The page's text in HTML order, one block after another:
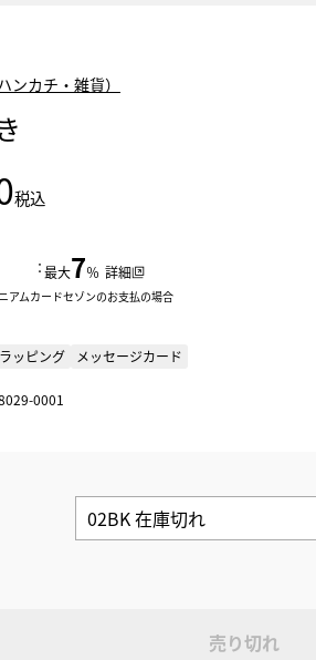
ンカチ・雑貨）
税込
：最大7％ 詳細
アムカードセゾンのお支払の場合
ッピング メッセージカード
0001
売り切れ